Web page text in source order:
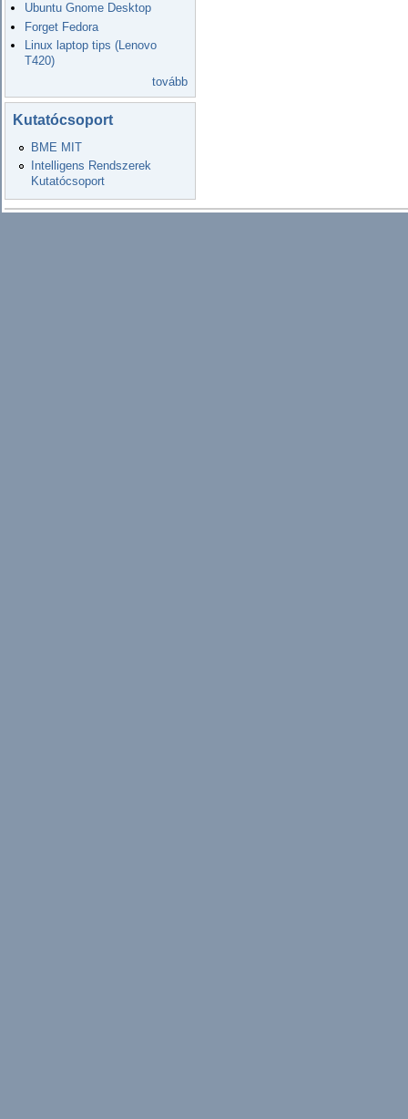
Ubuntu Gnome Desktop
Forget Fedora
Linux laptop tips (Lenovo
T420)
tovább
Kutatócsoport
BME MIT
Intelligens Rendszerek
Kutatócsoport